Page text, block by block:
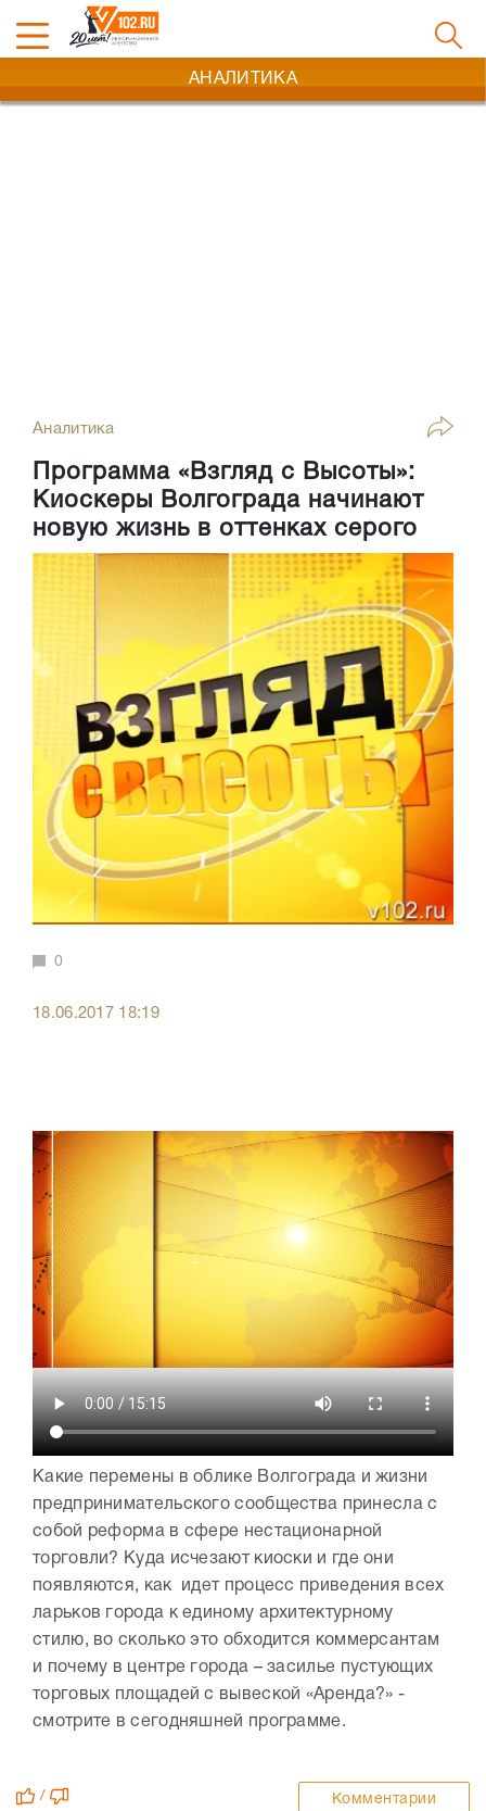
АНАЛИТИКА
Аналитика
Программа «Взгляд с Высоты»:
Киоскеры Волгограда начинают
новую жизнь в оттенках серого
0
18.06.2017 18:19
Какие перемены в облике Волгограда и жизни
предпринимательского сообщества принесла с
собой реформа в сфере нестационарной
торговли? Куда исчезают киоски и где они
появляются, как идет процесс приведения всех
ларьков города к единому архитектурному
стилю, во сколько это обходится коммерсантам
и почему в центре города – засилье пустующих
торговых площадей с вывеской «Аренда?» -
смотрите в сегодняшней программе.
/ Комментарии